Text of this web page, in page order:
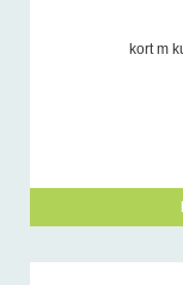
kort m